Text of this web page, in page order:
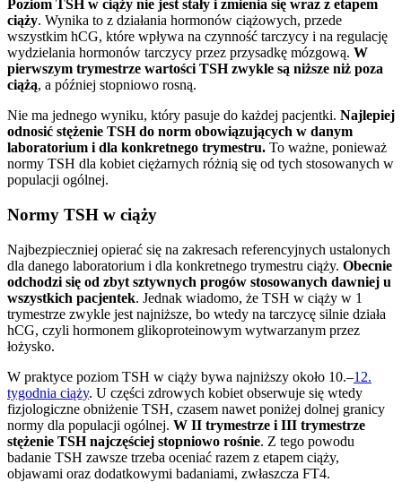
Poziom TSH w ciąży nie jest stały i zmienia się wraz z etapem
ciąży. Wynika to z działania hormonów ciążowych, przede
wszystkim hCG, które wpływa na czynność tarczycy i na regulację
wydzielania hormonów tarczycy przez przysadkę mózgową. W
pierwszym trymestrze wartości TSH zwykle są niższe niż poza
ciążą, a później stopniowo rosną.
Nie ma jednego wyniku, który pasuje do każdej pacjentki. Najlepiej
odnosić stężenie TSH do norm obowiązujących w danym
laboratorium i dla konkretnego trymestru. To ważne, ponieważ
normy TSH dla kobiet ciężarnych różnią się od tych stosowanych w
populacji ogólnej.
Normy TSH w ciąży
Najbezpieczniej opierać się na zakresach referencyjnych ustalonych
dla danego laboratorium i dla konkretnego trymestru ciąży. Obecnie
odchodzi się od zbyt sztywnych progów stosowanych dawniej u
wszystkich pacjentek. Jednak wiadomo, że TSH w ciąży w 1
trymestrze zwykle jest najniższe, bo wtedy na tarczycę silnie działa
hCG, czyli hormonem glikoproteinowym wytwarzanym przez
łożysko.
W praktyce poziom TSH w ciąży bywa najniższy około 10.–12.
tygodnia ciąży. U części zdrowych kobiet obserwuje się wtedy
fizjologiczne obniżenie TSH, czasem nawet poniżej dolnej granicy
normy dla populacji ogólnej. W II trymestrze i III trymestrze
stężenie TSH najczęściej stopniowo rośnie. Z tego powodu
badanie TSH zawsze trzeba oceniać razem z etapem ciąży,
objawami oraz dodatkowymi badaniami, zwłaszcza FT4.